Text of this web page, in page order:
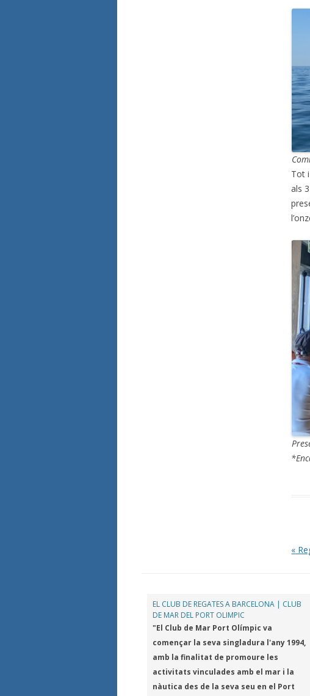
Tot
als
«
EL CLUB DE REGATES A BARCELONA | CLUB
DE MAR DEL PORT OLIMPIC
"El Club de Mar Port Olímpic va
començar la seva singladura l'any 1994,
amb la finalitat de promoure les
activitats vinculades amb el mar i la
nàutica des de la seva seu en el Port